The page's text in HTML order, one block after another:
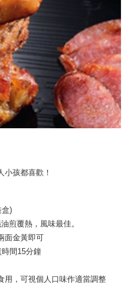
小孩都喜歡！
盒)
煎覆熱，風味最佳。
面金黃即可
間15分鐘
用，可視個人口味作適當調整